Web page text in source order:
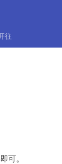
往
可。